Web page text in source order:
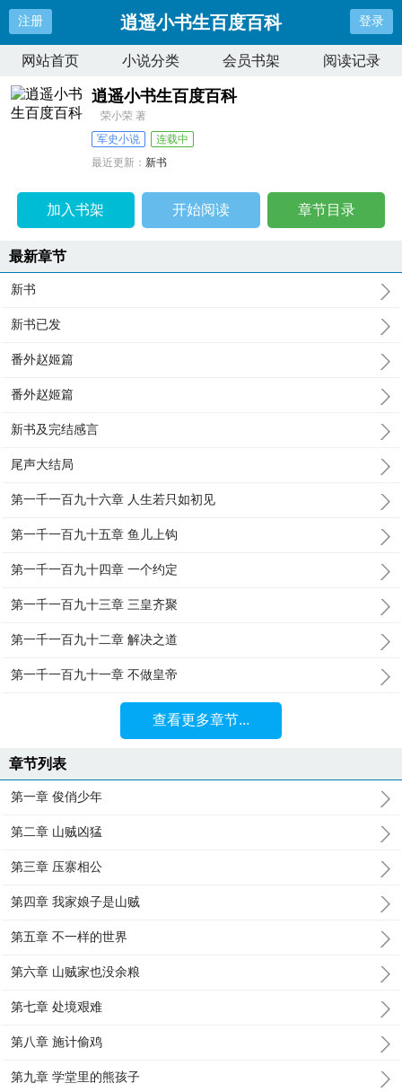
注册 逍遥小书生百度百科 登录
网站首页 小说分类 会员书架 阅读记录
逍遥小书生百度百科
荣小荣 著
军史小说
连载中
最近更新：新书
加入书架 开始阅读 章节目录
最新章节
新书
新书已发
番外赵姬篇
番外赵姬篇
新书及完结感言
尾声大结局
第一千一百九十六章 人生若只如初见
第一千一百九十五章 鱼儿上钩
第一千一百九十四章 一个约定
第一千一百九十三章 三皇齐聚
第一千一百九十二章 解决之道
第一千一百九十一章 不做皇帝
查看更多章节...
章节列表
第一章 俊俏少年
第二章 山贼凶猛
第三章 压寨相公
第四章 我家娘子是山贼
第五章 不一样的世界
第六章 山贼家也没余粮
第七章 处境艰难
第八章 施计偷鸡
第九章 学堂里的熊孩子